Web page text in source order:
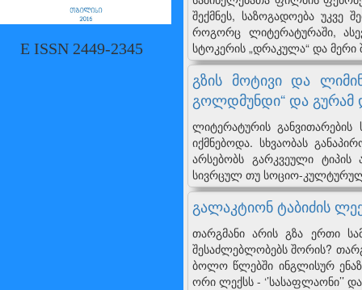
E ISSN 2449-2345
შექმნეს, საზოგადოება უკვე
როგორც ლიტერატურაში,
სტოკერის „დრაკულა“ და მერი
გზის მოტივი და
გოლდმუნდი“ და გურამ
ლიტერატურის განვითარების
იქმნებოდა. სხვაობას
არსებობს გარკვეული
სივრცულ თუ სოციო-
გალაკტიონ ტაბიძის
თარგმანი არის გზა ერთი
შესაძლებლობებს შორის?
ბოლო წლებში ინგლისურ
ორი ლექსს - ‘’სასაფლაონი’’